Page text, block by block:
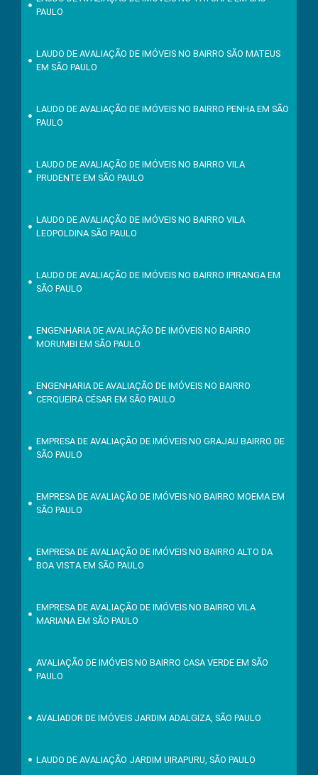
PAULO
LAUDO DE AVALIAÇÃO DE IMÓVEIS NO BAIRRO SÃO MATEUS
EM SÃO PAULO
LAUDO DE AVALIAÇÃO DE IMÓVEIS NO BAIRRO PENHA EM SÃO
PAULO
LAUDO DE AVALIAÇÃO DE IMÓVEIS NO BAIRRO VILA
PRUDENTE EM SÃO PAULO
LAUDO DE AVALIAÇÃO DE IMÓVEIS NO BAIRRO VILA
LEOPOLDINA SÃO PAULO
LAUDO DE AVALIAÇÃO DE IMÓVEIS NO BAIRRO IPIRANGA EM
SÃO PAULO
ENGENHARIA DE AVALIAÇÃO DE IMÓVEIS NO BAIRRO
MORUMBI EM SÃO PAULO
ENGENHARIA DE AVALIAÇÃO DE IMÓVEIS NO BAIRRO
CERQUEIRA CÉSAR EM SÃO PAULO
EMPRESA DE AVALIAÇÃO DE IMÓVEIS NO GRAJAU BAIRRO DE
SÃO PAULO
EMPRESA DE AVALIAÇÃO DE IMÓVEIS NO BAIRRO MOEMA EM
SÃO PAULO
EMPRESA DE AVALIAÇÃO DE IMÓVEIS NO BAIRRO ALTO DA
BOA VISTA EM SÃO PAULO
EMPRESA DE AVALIAÇÃO DE IMÓVEIS NO BAIRRO VILA
MARIANA EM SÃO PAULO
AVALIAÇÃO DE IMÓVEIS NO BAIRRO CASA VERDE EM SÃO
PAULO
AVALIADOR DE IMÓVEIS JARDIM ADALGIZA, SÃO PAULO
LAUDO DE AVALIAÇÃO JARDIM UIRAPURU, SÃO PAULO